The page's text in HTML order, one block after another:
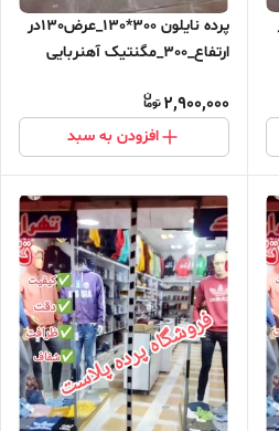
پرده نایلون 300*130_عرض130در
ارتفاع_300_مگنتیک آهنربایی
2,900,000
افزودن به سبد